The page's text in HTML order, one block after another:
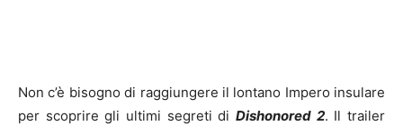
Non c’è bisogno di raggiungere il lontano Impero insulare
per scoprire gli ultimi segreti di Dishonored 2. Il trailer